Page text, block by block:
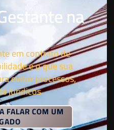
na
em contrato de
e o que sua
evitar processos,
jurídicos.
FALAR COM UM